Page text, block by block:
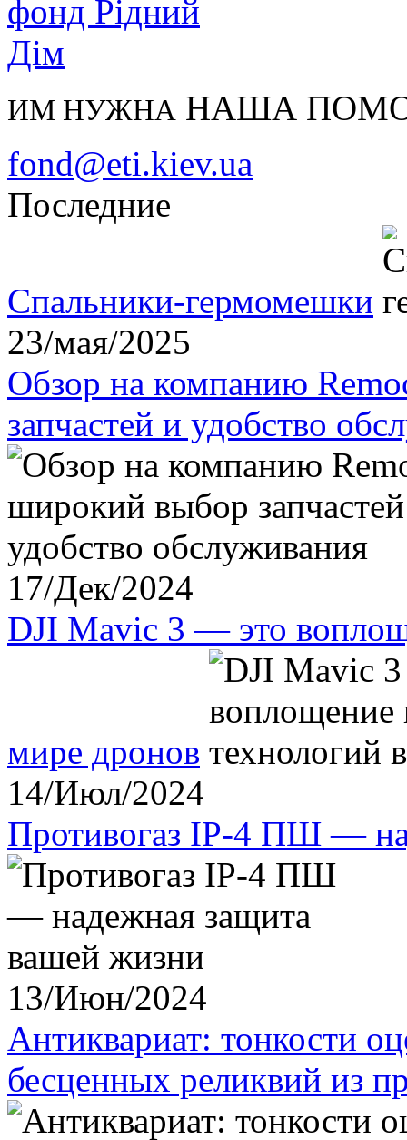
ИМ НУЖНА НАША
fond@eti.kiev.ua
Последние
Спальники-гермомешки
23/мая/2025
Обзор на компанию
запчастей и удобство
17/Дек/2024
DJI Mavic 3 — это
мире дронов
14/Июл/2024
Противогаз IP-4 ПШ —
13/Июн/2024
Антиквариат: тонкости
бесценных реликвий из